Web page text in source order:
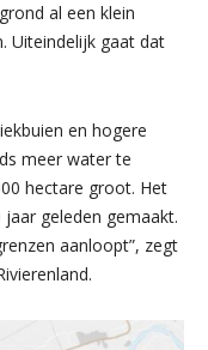
al een klein
Uiteindelijk gaat dat
en hogere
meer water te
hectare groot. Het
geleden gemaakt.
aanloopt”, zegt